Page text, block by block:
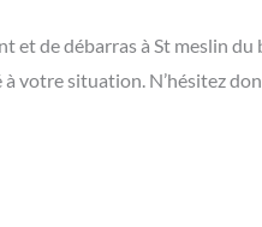
et de débarras à St meslin du
votre situation. N’hésitez